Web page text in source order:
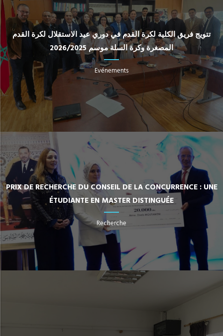
تتويج فريق الكلية لكرة القدم في دوري عيد الاستقلال لكرة القدم
المصغرة وكرة السلة موسم 2026/2025
Evénements
PRIX DE RECHERCHE DU CONSEIL DE LA CONCURRENCE : UNE
ÉTUDIANTE EN MASTER DISTINGUÉE
Recherche